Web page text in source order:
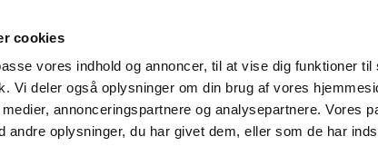
cookies
vores indhold og annoncer, til at vise dig funktioner til
Vi deler også oplysninger om din brug af vores
annonceringspartnere og analysepartnere. Vores
andre oplysninger, du har givet dem, eller som de har
Nyheder Om os
og
Tilskud og
Apoteker og salg af